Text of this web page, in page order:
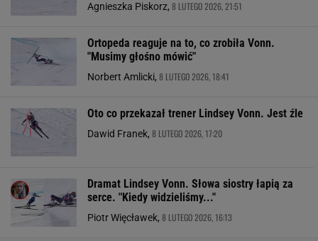
Agnieszka Piskorz, 8 LUTEGO 2026, 21:51
Ortopeda reaguje na to, co zrobiła Vonn.
"Musimy głośno mówić"
Norbert Amlicki, 8 LUTEGO 2026, 18:41
Oto co przekazał trener Lindsey Vonn. Jest źle
Dawid Franek, 8 LUTEGO 2026, 17:20
Dramat Lindsey Vonn. Słowa siostry łapią za
serce. "Kiedy widzieliśmy..."
Piotr Więcławek, 8 LUTEGO 2026, 16:13